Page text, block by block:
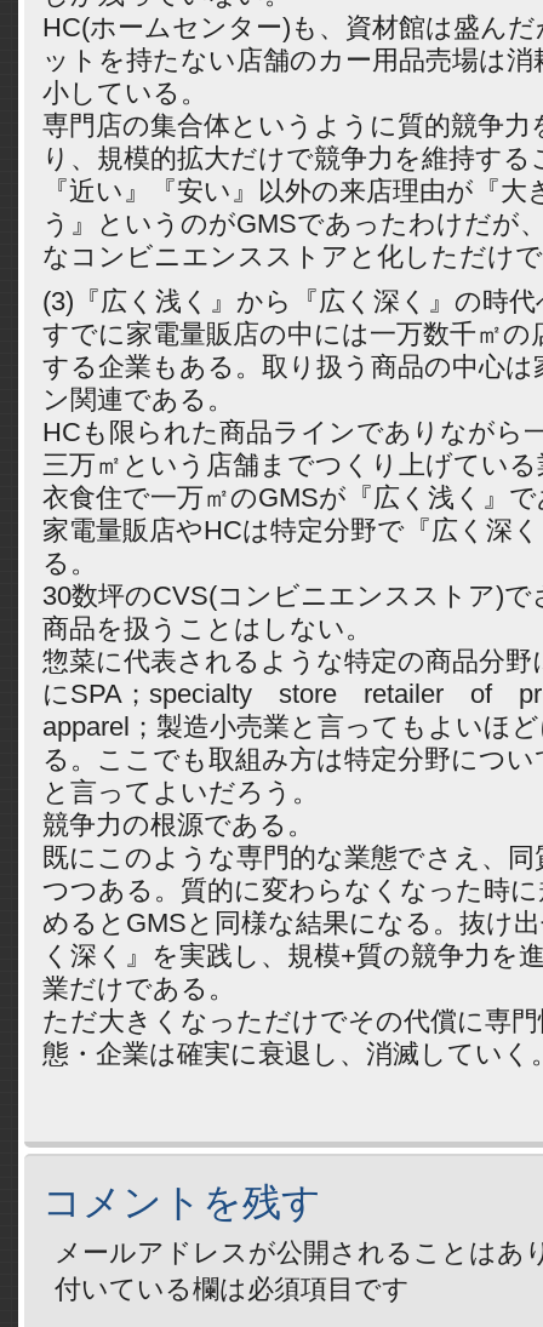
HC(ホームセンター)も、資材館は盛ん
ットを持たない店舗のカー用品売場は消
小している。
専門店の集合体というように質的競争力
り、規模的拡大だけで競争力を維持す
『近い』『安い』以外の来店理由が『
う』というのがGMSであったわけだが
なコンビニエンスストアと化しただけ
(3)『広く浅く』から『広く深く』の時代
すでに家電量販店の中には一万数千㎡の
する企業もある。取り扱う商品の中心
ン関連である。
HCも限られた商品ラインでありながら
三万㎡という店舗までつくり上げてい
衣食住で一万㎡のGMSが『広く浅く』
家電量販店やHCは特定分野で『広く深
る。
30数坪のCVS(コンビニエンスストア)で
商品を扱うことはしない。
惣菜に代表されるような特定の商品分
にSPA；specialty store retailer of
apparel；製造小売業と言ってもよいほ
る。ここでも取組み方は特定分野につ
と言ってよいだろう。
競争力の根源である。
既にこのような専門的な業態でさえ、
つつある。質的に変わらなくなった時
めるとGMSと同様な結果になる。抜け
く深く』を実践し、規模+質の競争力を
業だけである。
ただ大きくなっただけでその代償に専
態・企業は確実に衰退し、消滅していく
コメントを残す
メールアドレスが公開されることはあ
付いている欄は必須項目です